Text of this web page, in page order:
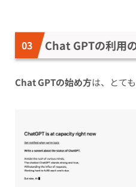
Chat GPTの利用
Chat GPTの始め方は、とて